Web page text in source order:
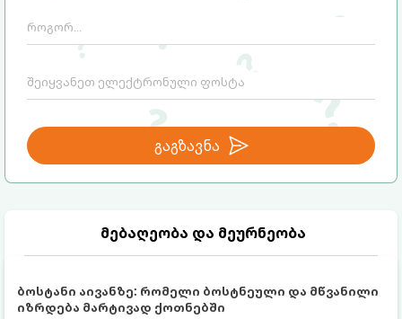
გაგზავნა
მებაღეობა და მეურნეობა
ბოსტანი აივანზე: რომელი ბოსტნეული და მწვანილი
იზრდება მარტივად ქოთნებში